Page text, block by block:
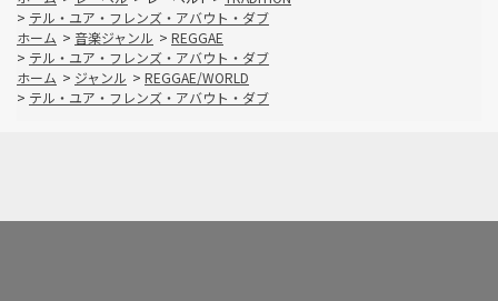
> テル・ユア・フレンズ・アバウト・ダブ
ホーム > 音楽ジャンル > REGGAE
> テル・ユア・フレンズ・アバウト・ダブ
ホーム > ジャンル > REGGAE/WORLD
> テル・ユア・フレンズ・アバウト・ダブ